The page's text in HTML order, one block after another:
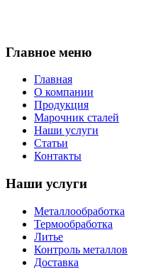
Главное меню
Главная
О компании
Продукция
Марочник сталей
Наши услуги
Статьи
Контакты
Наши услуги
Металлообработка
Термообработка
Литье
Контроль металлов
Доставка